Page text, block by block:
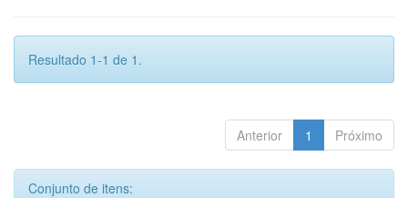
Resultado 1-1 de 1.
Anterior 1 Próximo
Conjunto de itens: